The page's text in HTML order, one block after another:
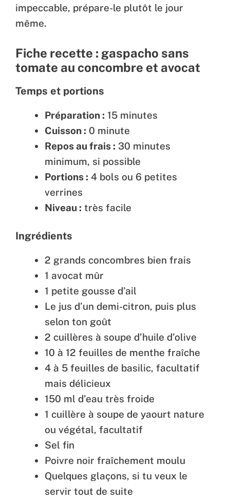
impeccable, prépare-le plutôt le jour
même.
Fiche recette : gaspacho sans
tomate au concombre et avocat
Temps et portions
Préparation : 15 minutes
Cuisson : 0 minute
Repos au frais : 30 minutes
minimum, si possible
Portions : 4 bols ou 6 petites
verrines
Niveau : très facile
Ingrédients
2 grands concombres bien frais
1 avocat mûr
1 petite gousse d’ail
Le jus d’un demi-citron, puis plus
selon ton goût
2 cuillères à soupe d’huile d’olive
10 à 12 feuilles de menthe fraîche
4 à 5 feuilles de basilic, facultatif
mais délicieux
150 ml d’eau très froide
1 cuillère à soupe de yaourt nature
ou végétal, facultatif
Sel fin
Poivre noir fraîchement moulu
Quelques glaçons, si tu veux le
servir tout de suite